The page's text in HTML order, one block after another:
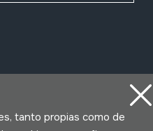
tanto propias como de